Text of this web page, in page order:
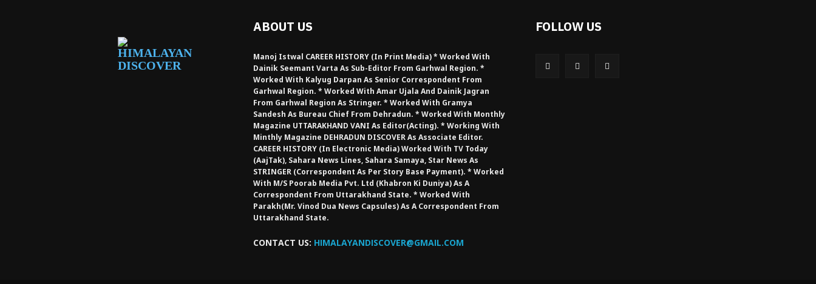
ABOUT US
Manoj Istwal CAREER HISTORY (in Print Media) * Worked With
Dainik Seemant Varta As Sub-Editor From Garhwal Region. *
Worked With Kalyug Darpan As Senior Correspondent From
Garhwal Region. * Worked With Amar Ujala And Dainik Jagran
From Garhwal Region As Stringer. * Worked With Gramya
Sandesh As Bureau Chief From Dehradun. * Worked With Monthly
Magazine UTTARAKHAND VANI As Editor(Acting). * Working With
Minthly Magazine DEHRADUN DISCOVER As Associate Editor.
CAREER HISTORY (in Electronic Media) Worked With TV Today
(AajTak), Sahara News Lines, Sahara Samaya, Star News As
STRINGER (Correspondent As Per Story Base Payment). * Worked
With M/S Poorab Media Pvt. Ltd (Khabron Ki Duniya) As A
Correspondent From Uttarakhand State. * Worked With
Parakh(Mr. Vinod Dua News Capsules) As A Correspondent From
Uttarakhand State.
CONTACT US: HIMALAYANDISCOVER@GMAIL.COM
FOLLOW US